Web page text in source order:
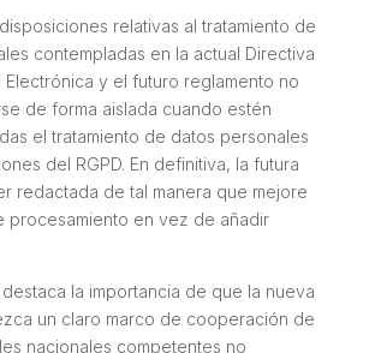
relativas al tratamiento de
contempladas en la actual Directiva
y el futuro reglamento no
de forma aislada cuando estén
el tratamiento de datos personales
del RGPD. En definitiva, la futura
redactada de tal manera que mejore
procesamiento en vez de añadir
la importancia de que la nueva
un claro marco de cooperación de
nacionales competentes no